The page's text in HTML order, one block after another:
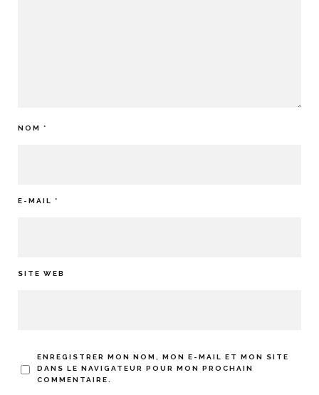
NOM *
E-MAIL *
SITE WEB
ENREGISTRER MON NOM, MON E-MAIL ET MON SITE
DANS LE NAVIGATEUR POUR MON PROCHAIN
COMMENTAIRE.